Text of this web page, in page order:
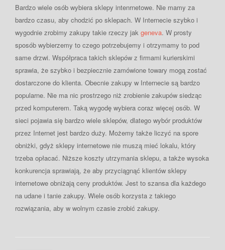
Bardzo wiele osób wybiera sklepy intenrnetowe. Nie mamy za
bardzo czasu, aby chodzić po sklepach. W Internecie szybko i
wygodnie zrobimy zakupy takie rzeczy jak geneva. W prosty
sposób wybierzemy to czego potrzebujemy i otrzymamy to pod
same drzwi. Współpraca takich sklepów z firmami kurierskimi
sprawia, że szybko i bezpiecznie zamówione towary mogą zostać
dostarczone do klienta. Obecnie zakupy w Internecie są bardzo
popularne. Nie ma nic prostrzego niż zrobienie zakupów siedząc
przed komputerem. Taką wygodę wybiera coraz więcej osób. W
sieci pojawia się bardzo wiele sklepów, dlatego wybór produktów
przez Internet jest bardzo duży. Możemy także liczyć na spore
obniżki, gdyż sklepy internetowe nie muszą mieć lokalu, który
trzeba opłacać. Niższe koszty utrzymania sklepu, a także wysoka
konkurencja sprawiają, że aby przyciągnąć klientów sklepy
internetowe obniżają ceny produktów. Jest to szansa dla każdego
na udane i tanie zakupy. Wiele osób korzysta z takiego
rozwiązania, aby w wolnym czasie zrobić zakupy.